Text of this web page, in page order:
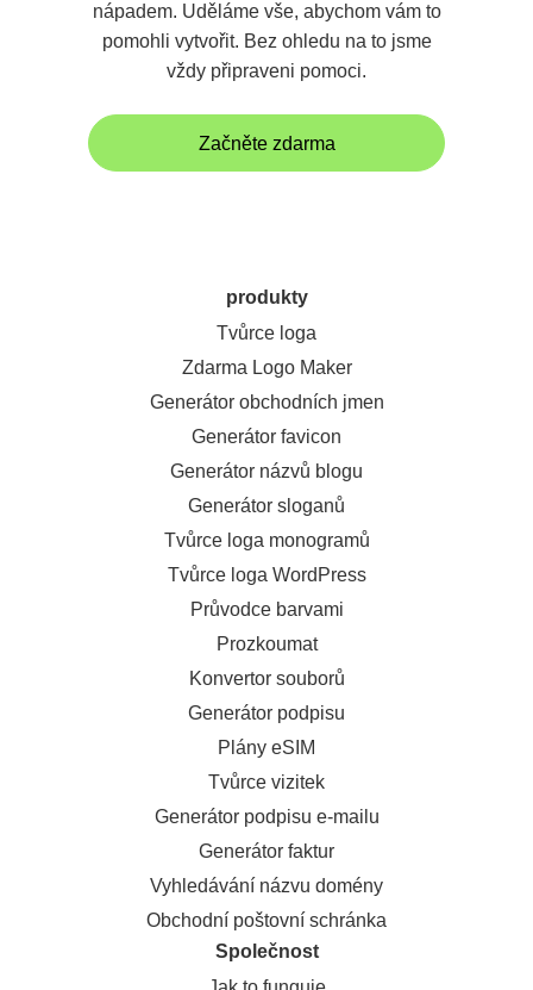
nápadem. Uděláme vše, abychom vám to
pomohli vytvořit. Bez ohledu na to jsme
vždy připraveni pomoci.
Začněte zdarma
produkty
Tvůrce loga
Zdarma Logo Maker
Generátor obchodních jmen
Generátor favicon
Generátor názvů blogu
Generátor sloganů
Tvůrce loga monogramů
Tvůrce loga WordPress
Průvodce barvami
Prozkoumat
Konvertor souborů
Generátor podpisu
Plány eSIM
Tvůrce vizitek
Generátor podpisu e-mailu
Generátor faktur
Vyhledávání názvu domény
Obchodní poštovní schránka
Společnost